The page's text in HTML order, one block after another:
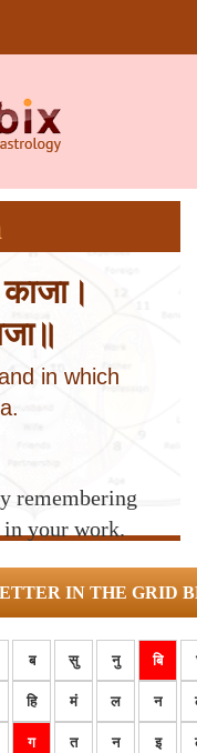
in which
remembering
your work.
IN THE GRID
ब सु नु बि
हि मं ल न
ग त न इ